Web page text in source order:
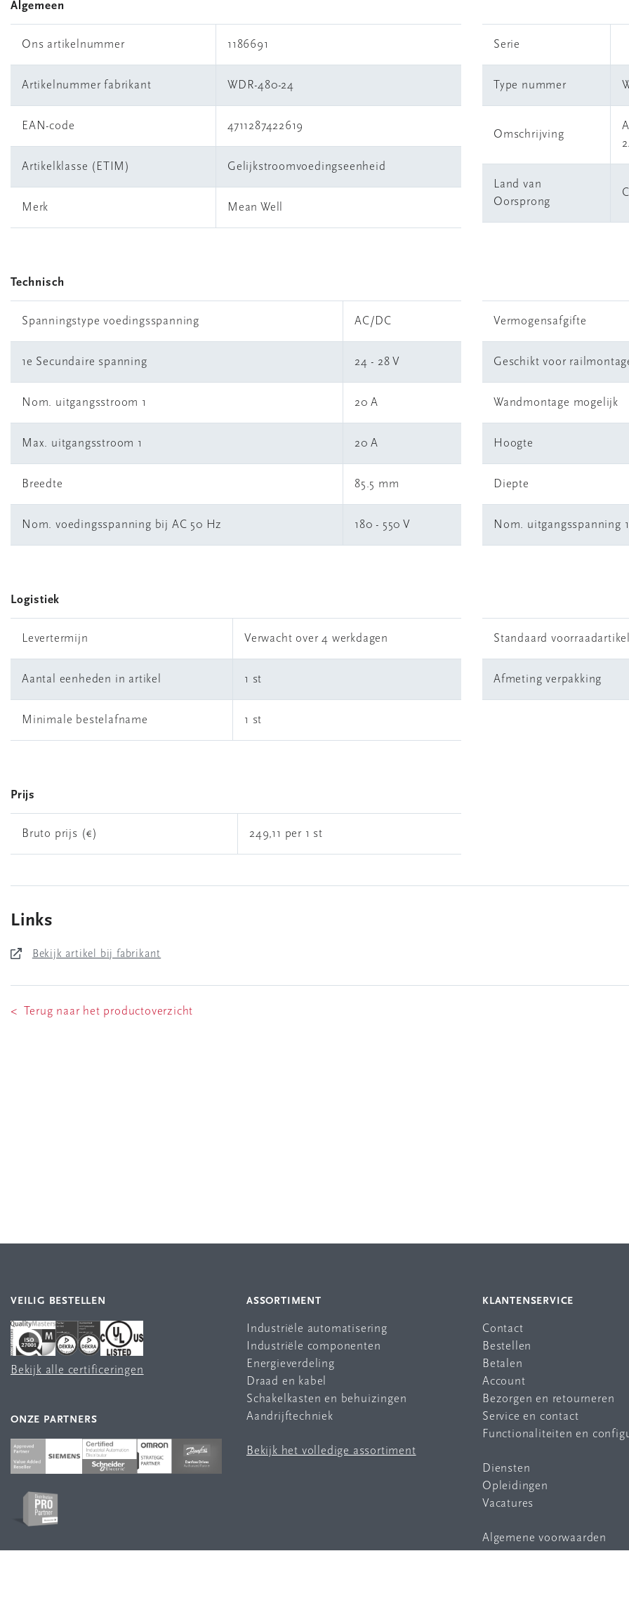
Algemeen
Ons artikelnummer 1186691
Artikelnummer fabrikant WDR-480-24
EAN-code 4711287422619
Artikelklasse (ETIM) Gelijkstroomvoedingseenheid
Merk Mean Well
Serie
Type nummer
Omschrijving
Land van
Oorsprong
Technisch
Spanningstype voedingsspanning AC/DC
1e Secundaire spanning 24 - 28 V
Nom. uitgangsstroom 1 20 A
Max. uitgangsstroom 1 20 A
Breedte 85.5 mm
Nom. voedingsspanning bij AC 50 Hz 180 - 550 V
Vermogensafgifte
Geschikt voor
Wandmontage mogelijk
Hoogte
Diepte
Nom. uitgangsspanning 1
Logistiek
Levertermijn Verwacht over 4 werkdagen
Aantal eenheden in artikel 1 st
Minimale bestelafname 1 st
Standaard voorraadartikel
Afmeting verpakking
Prijs
Bruto prijs (€) 249,11 per 1 st
Links
Bekijk artikel bij fabrikant
< Terug naar het productoverzicht
VEILIG BESTELLEN
Bekijk alle certificeringen
ONZE PARTNERS
ASSORTIMENT
Industriële automatisering
Industriële componenten
Energieverdeling
Draad en kabel
Schakelkasten en behuizingen
Aandrijftechniek
Bekijk het volledige assortiment
KLANTENSERVICE
Contact
Bestellen
Betalen
Account
Bezorgen en retourneren
Service en contact
Functionaliteiten en
Diensten
Opleidingen
Vacatures
Algemene voorwaarden